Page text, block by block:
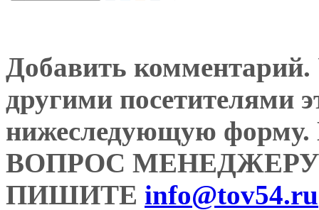
Добавить комментарий.
другими посетителями
нижеследующую
ВОПРОС
ПИШИТЕ info@tov54.ru